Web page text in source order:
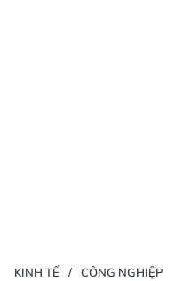
KINH TẾ CÔNG NGHIỆP